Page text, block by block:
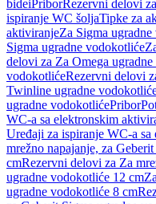
bideiPriborRezervni delovi
ispiranje WC šoljaTipke za
aktiviranjeZa Sigma
Sigma ugradne vodokotliće
delovi za Za Omega
vodokotlićeRezervni delovi
Twinline ugradne
ugradne vodokotlićePribor
WC-a sa elektronskim
Uređaji za ispiranje WC-a
mrežno napajanje, za
cmRezervni delovi za Za
ugradne vodokotliće 12 cm
ugradne vodokotliće 8 cm